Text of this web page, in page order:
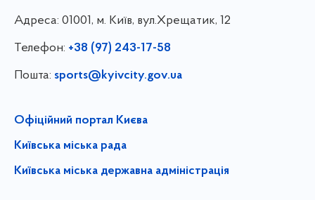
Адреса: 01001, м. Київ, вул.Хрещатик, 12
Телефон: +38 (97) 243-17-58
Пошта: sports@kyivcity.gov.ua
Офіційний портал Києва
Київська міська рада
Київська міська державна адміністрація